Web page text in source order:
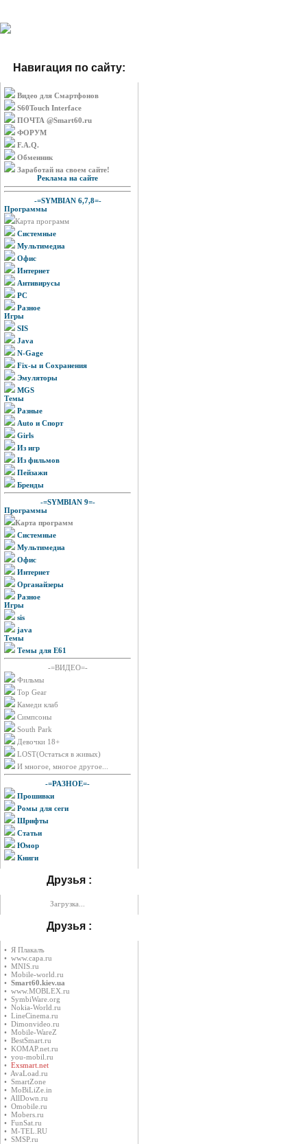
Навигация по сайту:
Видео для Смартфонов
S60Touch Interface
ПОЧТА @Smart60.ru
ФОРУМ
F.A.Q.
Обменник
Заработай на своем сайте!
Реклама на сайте
-=SYMBIAN 6,7,8=-
Программы
Карта программ
Системные
Мультимедиа
Офис
Интернет
Антивирусы
PC
Разное
Игры
SIS
Java
N-Gage
Fix-ы и Сохранения
Эмуляторы
MGS
Темы
Разные
Auto и Спорт
Girls
Из игр
Из фильмов
Пейзажи
Бренды
-=SYMBIAN 9=-
Программы
Карта программ
Системные
Мультимедиа
Офис
Интернет
Органайзеры
Разное
Игры
sis
java
Темы
Темы для E61
-=ВИДЕО=-
Фильмы
Top Gear
Камеди клаб
Симпсоны
South Park
Девочки 18+
LOST(Остаться в живых)
И многое, многое другое...
-=РАЗНОЕ=-
Прошивки
Ромы для сеги
Шрифты
Статьи
Юмор
Книги
Друзья :
Загрузка...
Друзья :
• Я Плакалъ
• www.capa.ru
• MNIS.ru
• Mobile-world.ru
• Smart60.kiev.ua
• www.MOBLEX.ru
• SymbiWare.org
• Nokia-World.ru
• LineCinema.ru
• Dimonvideo.ru
• Mobile-WareZ
• BestSmart.ru
• KOMAP.net.ru
• you-mobil.ru
• Exsmart.net
• AvaLoad.ru
• SmartZone
• MoBiLiZe.in
• AllDown.ru
• Оmobile.ru
• Mobers.ru
• FunSat.ru
• M-TEL.RU
• SMSP.ru